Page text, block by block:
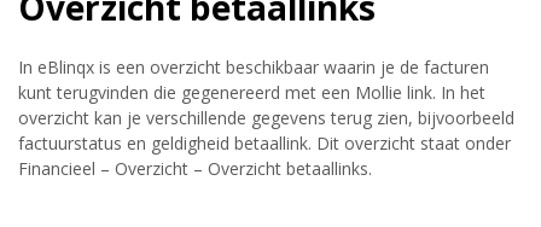
In eBlinqx is een overzicht beschikbaar waarin je de facturen
kunt terugvinden die gegenereerd met een Mollie link. In het
overzicht kan je verschillende gegevens terug zien, bijvoorbeeld
factuurstatus en geldigheid betaallink. Dit overzicht staat onder
Financieel – Overzicht – Overzicht betaallinks.